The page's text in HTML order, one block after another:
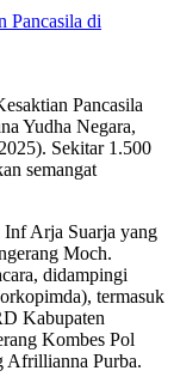
Pancasila
Yudha Negara,
Sekitar 1.500
semangat
Arja Suarja yang
Moch.
didampingi
termasuk
Kabupaten
Kombes Pol
Afrillianna Purba.